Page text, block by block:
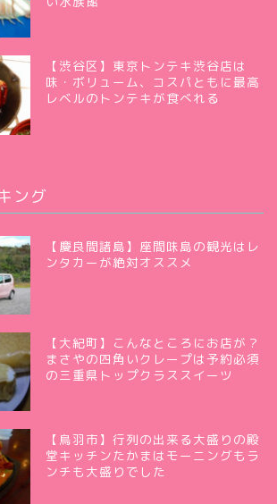
【渋谷区】東京トンテキ渋谷店は
味・ボリューム、コスパともに最高
レベルのトンテキが食べれる
ング
【慶良間諸島】座間味島の観光はレ
ンタカーが絶対オススメ
【大紀町】こんなところにお店が？
まさやの四角いクレープは予約必須
の三重県トップクラススイーツ
【鳥羽市】行列の出来る大盛りの殿
堂キッチンたかまはモーニングもラ
ンチも大盛りでした